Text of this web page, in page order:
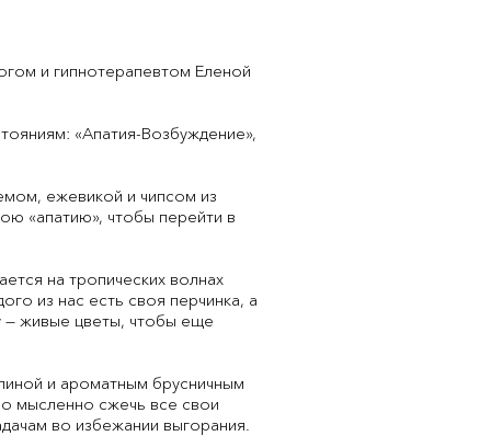
и гипнотерапевтом Еленой
«Апатия-Возбуждение»,
ежевикой и чипсом из
«апатию», чтобы перейти в
на тропических волнах
из нас есть своя перчинка, а
— живые цветы, чтобы еще
и ароматным брусничным
мысленно сжечь все свои
во избежании выгорания.